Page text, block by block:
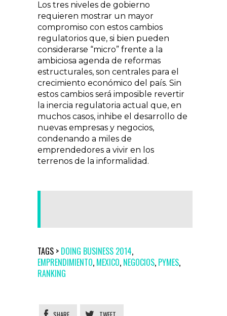
Los tres niveles de gobierno
requieren mostrar un mayor
compromiso con estos cambios
regulatorios que, si bien pueden
considerarse “micro” frente a la
ambicio­sa agenda de reformas
estructurales, son centrales para el
crecimiento económico del país. Sin
estos cambios será imposible revertir
la inercia regulatoria actual que, en
muchos casos, inhibe el desarrollo de
nuevas empresas y negocios,
condenando a miles de
emprendedores a vivir en los
terrenos de la informalidad.
TAGS > DOING BUSINESS 2014,
EMPRENDIMIENTO, MEXICO, NEGOCIOS, PYMES,
RANKING